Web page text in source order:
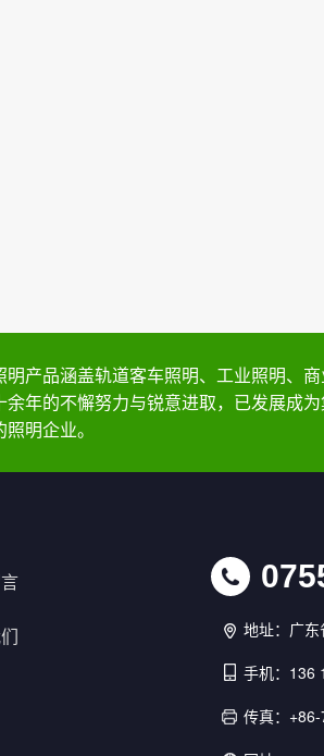
明产品涵盖轨道客车照明、工业照明、
余年的不懈努力与锐意进取，已发展成
明企业。
地址：广
手机：136
传真：